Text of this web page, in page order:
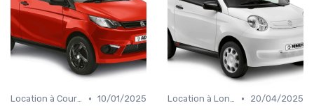
Location à Court Terme • 10/01/2025
Location à Long Terme •
20/04/2025